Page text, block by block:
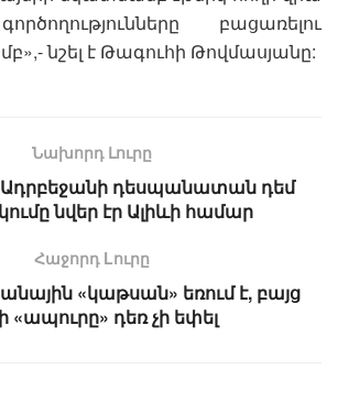
բացառելու
նշել է Թագուհի Թովմասյանը:
Նախորդ Լուրը
Ադրբեջանի դեսպանատան դեմ
նվեր էր Ալիևի համար
Հաջորդ Lուրը
«կաթսան» եռում է, բայց
«ապուրը» դեռ չի եփել